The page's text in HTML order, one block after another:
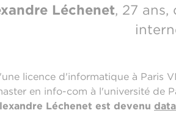
Léchenet, 27
licence d'informatique à Paris
en info-com à l'université de
Léchenet est devenu